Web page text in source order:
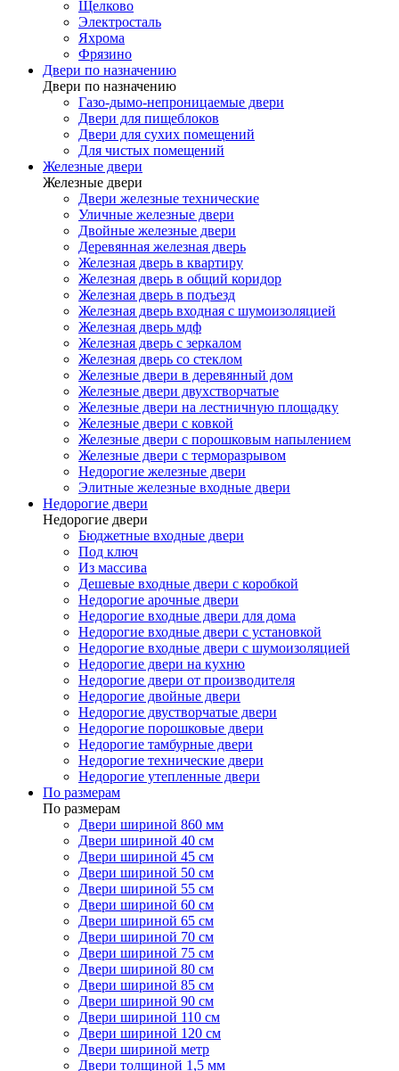
Щелково
Электросталь
Яхрома
Фрязино
Двери по назначению
Двери по назначению
Газо-дымо-непроницаемые двери
Двери для пищеблоков
Двери для сухих помещений
Для чистых помещений
Железные двери
Железные двери
Двери железные технические
Уличные железные двери
Двойные железные двери
Деревянная железная дверь
Железная дверь в квартиру
Железная дверь в общий коридор
Железная дверь в подъезд
Железная дверь входная с шумоизоляцией
Железная дверь мдф
Железная дверь с зеркалом
Железная дверь со стеклом
Железные двери в деревянный дом
Железные двери двухстворчатые
Железные двери на лестничную площадку
Железные двери с ковкой
Железные двери с порошковым напылением
Железные двери с терморазрывом
Недорогие железные двери
Элитные железные входные двери
Недорогие двери
Недорогие двери
Бюджетные входные двери
Под ключ
Из массива
Дешевые входные двери с коробкой
Недорогие арочные двери
Недорогие входные двери для дома
Недорогие входные двери с установкой
Недорогие входные двери с шумоизоляцией
Недорогие двери на кухню
Недорогие двери от производителя
Недорогие двойные двери
Недорогие двустворчатые двери
Недорогие порошковые двери
Недорогие тамбурные двери
Недорогие технические двери
Недорогие утепленные двери
По размерам
По размерам
Двери шириной 860 мм
Двери шириной 40 см
Двери шириной 45 см
Двери шириной 50 см
Двери шириной 55 см
Двери шириной 60 см
Двери шириной 65 см
Двери шириной 70 см
Двери шириной 75 см
Двери шириной 80 см
Двери шириной 85 см
Двери шириной 90 см
Двери шириной 110 см
Двери шириной 120 см
Двери шириной метр
Двери толщиной 1,5 мм